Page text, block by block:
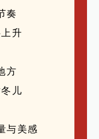
奏
升
方
儿
与美感